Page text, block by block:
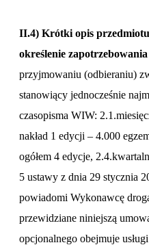
II.4) Krótki opis
określenie